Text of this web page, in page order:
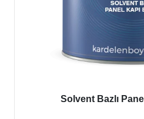
Solvent Bazlı